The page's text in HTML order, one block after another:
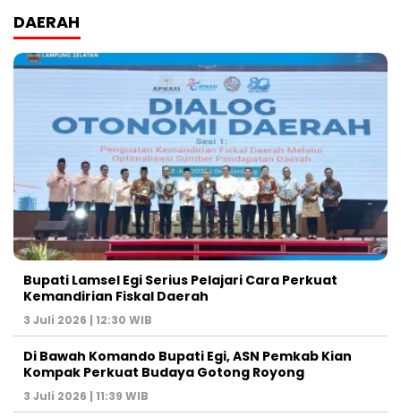
DAERAH
Bupati Lamsel Egi Serius Pelajari Cara Perkuat
Kemandirian Fiskal Daerah
3 Juli 2026 | 12:30 WIB
Di Bawah Komando Bupati Egi, ASN Pemkab Kian
Kompak Perkuat Budaya Gotong Royong
3 Juli 2026 | 11:39 WIB